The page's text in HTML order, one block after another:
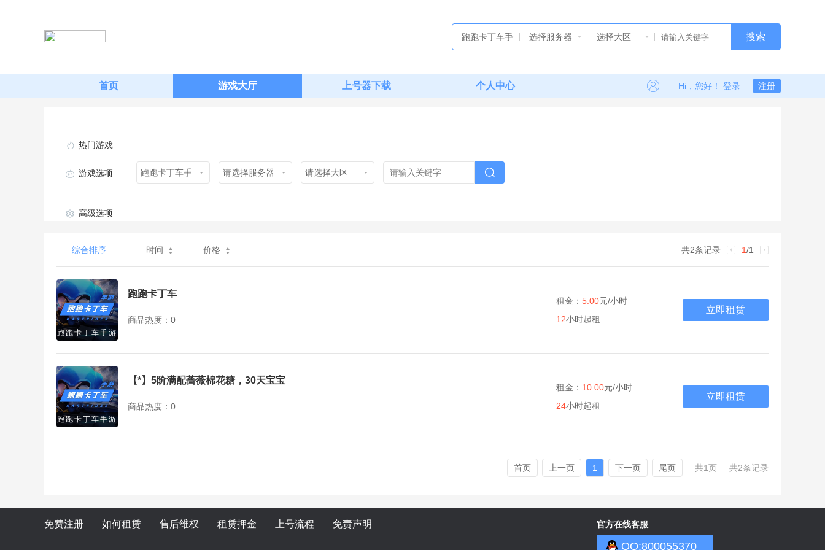
跑跑卡丁车手 选择服务器 选择大区 搜索
首页 游戏大厅 上号器下载 个人中心 Hi，您好！ 登录 注册
热门游戏
游戏选项 跑跑卡丁车手游 请选择服务器 请选择大区
高级选项
综合排序 时间 价格 共2条记录 1/1
跑跑卡丁车手游
跑跑卡丁车
商品热度：0
租金： 5.00元/小时
12小时起租
立即租赁
跑跑卡丁车手游
【*】5阶满配蔷薇棉花糖，30天宝宝
商品热度：0
租金： 10.00元/小时
24小时起租
立即租赁
首页 上一页 1 下一页 尾页 共1页 共2条记录
免费注册 如何租赁 售后维权 租赁押金 上号流程 免责声明 官方在线客服
QQ:800055370